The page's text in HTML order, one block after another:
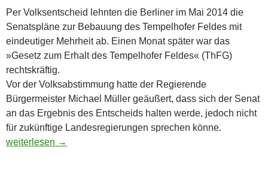
Per Volksentscheid lehnten die Berliner im Mai 2014 die
Senatspläne zur Bebauung des Tempelhofer Feldes mit
eindeutiger Mehrheit ab. Einen Monat später war das
»Gesetz zum Erhalt des Tempelhofer Feldes« (ThFG)
rechtskräftig.
Vor der Volksabstimmung hatte der Regierende
Bürgermeister Michael Müller geäußert, dass sich der Senat
an das Ergebnis des Entscheids halten werde, jedoch nicht
für zukünftige Landesregierungen sprechen könne.
Tempelhofer Feld
weiterlesen →